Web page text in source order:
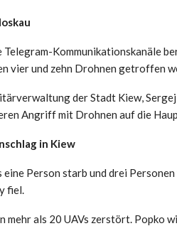
Telegram-Kommunikationskanäle
vier und zehn Drohnen getroffen
der Stadt Kiew,
Angriff mit Drohnen auf die
in Kiew
eine Person starb und drei
fiel.
mehr als 20 UAVs zerstört. Popko